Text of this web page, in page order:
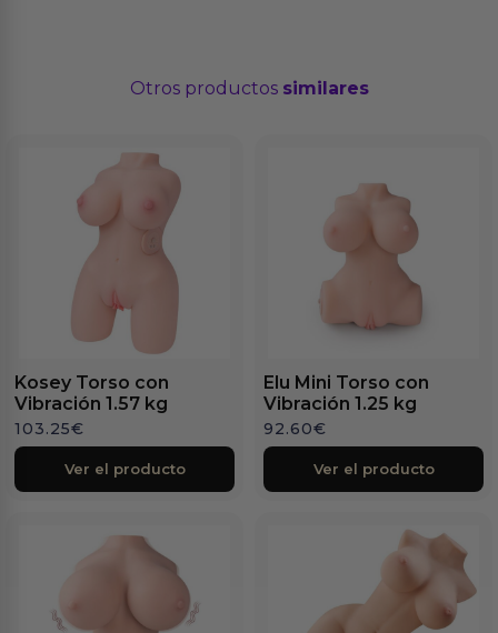
Otros productos similares
Kosey Torso con
Vibración 1.57 kg
103.25€
Ver el producto
Elu Mini Torso con
Vibración 1.25 kg
92.60€
Ver el producto